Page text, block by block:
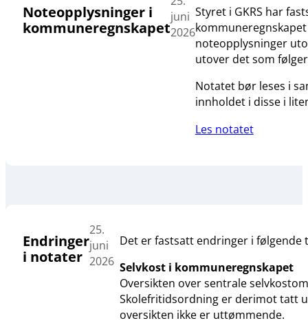
Noteopplysninger i
kommuneregnskapet
juni
2026
Styret i GKRS har
noteopplysninger
utover det som
Notatet bør leses i
innholdet i disse i
Les notatet
Endringer
i notater
25.
juni
2026
Det er fastsatt endringer i følgende
Selvkost i kommuneregnskapet
Oversikten over sentrale
Skolefritidsordning er derimot tatt
oversikten ikke er uttømmende.